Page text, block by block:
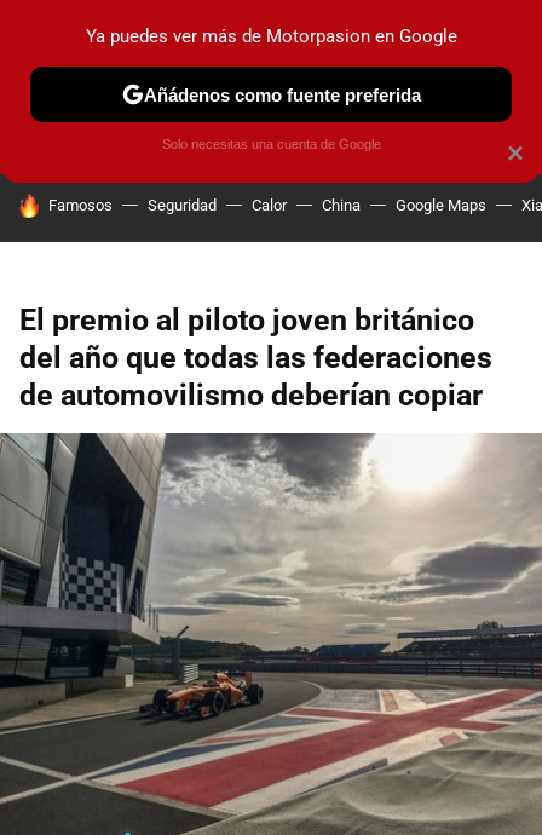
PRUEBAS COCHES ELÉCTRICOS OBSERVATORIO
HOY SE HABLA DE
Famosos Seguridad Calor China Google Maps
El premio al piloto joven británico
del año que todas las federaciones
de automovilismo deberían copiar
×
Ya puedes ver más de Motorpasion en Google
Añádenos como fuente preferida
Solo necesitas una cuenta de Google